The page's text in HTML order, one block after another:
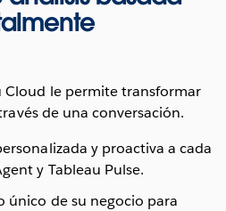
Cloud le permite transformar
de una conversación.
y proactiva a cada
y Tableau Pulse.
único de su negocio para